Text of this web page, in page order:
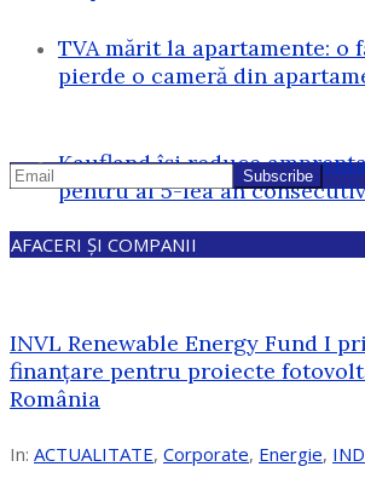
TVA mărit la apartamente: o
pierde o cameră din
Kaufland își reduce
pentru al 5-lea an consecutiv
AFACERI ȘI COMPANII
INVL Renewable Energy Fund I
finanțare pentru proiecte
România
In: ACTUALITATE, Corporate, Energie,